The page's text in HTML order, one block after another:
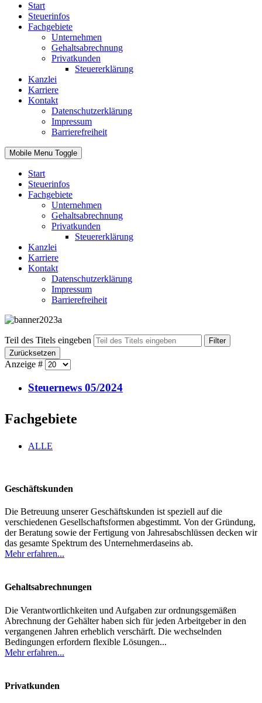
Start
Steuerinfos
Fachgebiete
Unternehmen
Gehaltsabrechnung
Privatkunden
Steuererklärung
Kanzlei
Karriere
Kontakt
Datenschutzerklärung
Impressum
Barrierefreiheit
Mobile Menu Toggle
Start
Steuerinfos
Fachgebiete
Unternehmen
Gehaltsabrechnung
Privatkunden
Steuererklärung
Kanzlei
Karriere
Kontakt
Datenschutzerklärung
Impressum
Barrierefreiheit
Teil des Titels eingeben
Filter
Zurücksetzen
Anzeige #
Steuernews 05/2024
Fachgebiete
ALLE
Geschäftskunden
Die Betreuung unserer Geschäftskunden ist speziell auf die
verschiedenen Gesellschaftsformen abgestimmt. Von der Gründung,
der Beratung sowie der Fertigung von Jahresabschlüssen decken wir
das gesamte Spektrum des Unternehmerdaseins ab.
Mehr erfahren...
Gehaltsabrechnungen
Die Verantwortlichkeiten und Aufgaben zur ordnungsgemäßen
Abrechnung der Gehälter haben sich für jeden Arbeitgeber in den
vergangenen Jahren erheblich verschärft. Die wechselnden
Bedingungen erfordern flexible Lösungen...
Mehr erfahren...
Privatkunden